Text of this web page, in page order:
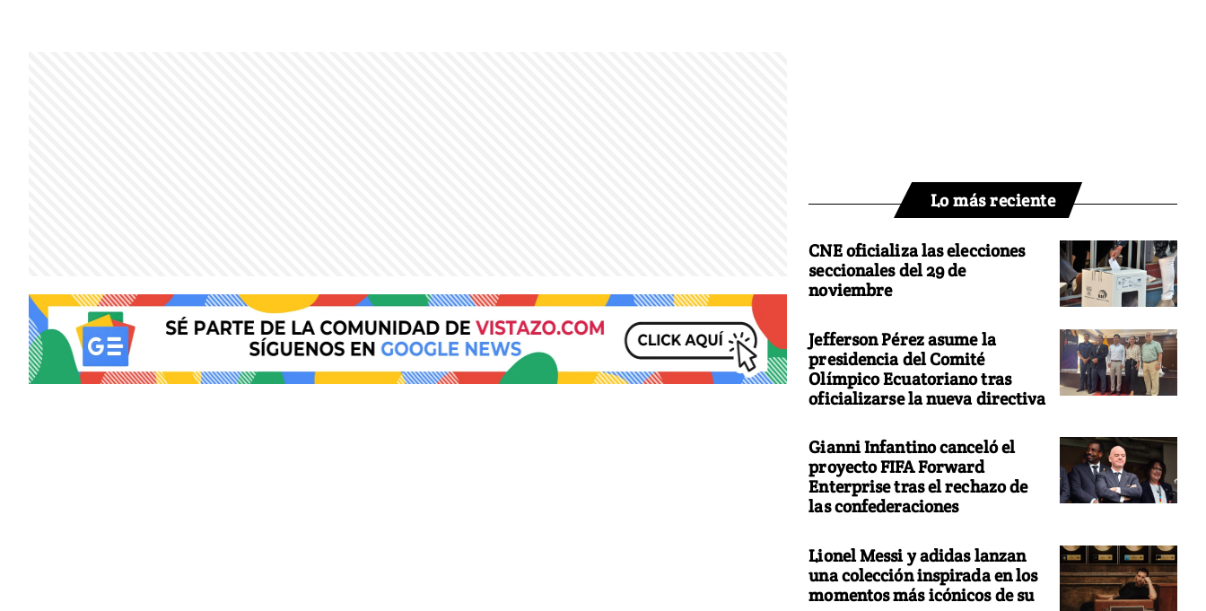
Lo más reciente
CNE oficializa las elecciones
seccionales del 29 de
noviembre
Jefferson Pérez asume la
presidencia del Comité
Olímpico Ecuatoriano tras
oficializarse la nueva directiva
Gianni Infantino canceló el
proyecto FIFA Forward
Enterprise tras el rechazo de
las confederaciones
Lionel Messi y adidas lanzan
una colección inspirada en los
momentos más icónicos de su